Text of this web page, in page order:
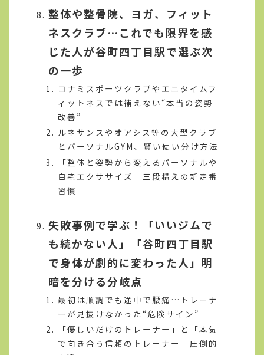
整体や整骨院、ヨガ、フィット
ネスクラブ…これでも限界を感
じた人が谷町四丁目駅で選ぶ次
の一歩
コナミスポーツクラブやエニタイムフ
ィットネスでは補えない“本当の姿勢
改善”
ルネサンスやオアシス等の大型クラブ
とパーソナルGYM、賢い使い分け方法
「整体と姿勢から変えるパーソナルや
自宅エクササイズ」三段構えの新定番
習慣
失敗事例で学ぶ！「いいジムで
も続かない人」「谷町四丁目駅
で身体が劇的に変わった人」明
暗を分ける分岐点
最初は順調でも途中で腰痛…トレーナ
ーが見抜けなかった“危険サイン”
「優しいだけのトレーナー」と「本気
で向き合う信頼のトレーナー」圧倒的